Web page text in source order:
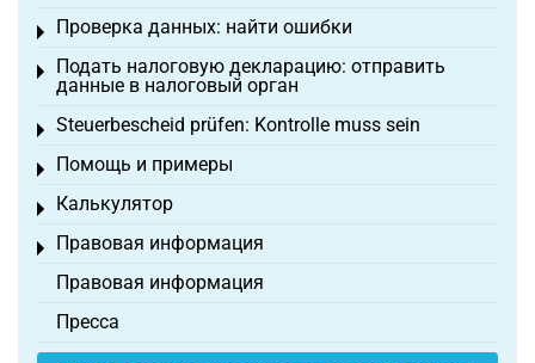
Проверка данных: найти ошибки
Toggle menu
Подать налоговую декларацию: отправить
данные в налоговый орган
Toggle menu
Steuerbescheid prüfen: Kontrolle muss sein
Toggle menu
Помощь и примеры
Toggle menu
Калькулятор
Toggle menu
Правовая информация
Toggle menu
Правовая информация
Пресса